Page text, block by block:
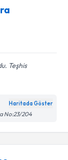
Teşhis
Haritada Göster
No:23/204